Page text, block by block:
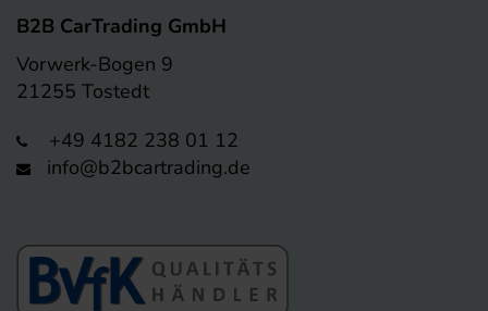
B2B CarTrading GmbH
Vorwerk-Bogen 9
21255 Tostedt
+49 4182 238 01 12
info@b2bcartrading.de